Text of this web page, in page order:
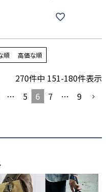
順 高価な順
270件中 151-180件表示
… 5 6 7 … 9